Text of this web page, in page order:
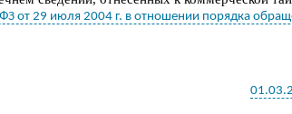
от 29 июля 2004 г. в отношении порядка